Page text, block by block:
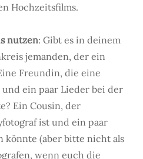
Hochzeitsfilms.
nutzen: Gibt es in deinem
jemanden, der ein
Freundin, die eine
ein paar Lieder bei der
Ein Cousin, der
ist und ein paar
könnte (aber bitte nicht als
wenn euch die